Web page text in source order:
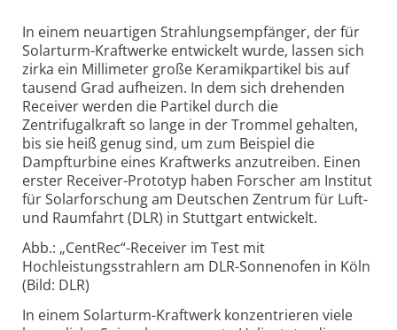
In einem neuartigen Strahlungsempfänger, der für
Solarturm-Kraftwerke entwickelt wurde, lassen sich
zirka ein Millimeter große Keramikpartikel bis auf
tausend Grad aufheizen. In dem sich drehenden
Receiver werden die Partikel durch die
Zentrifugalkraft so lange in der Trommel gehalten,
bis sie heiß genug sind, um zum Beispiel die
Dampfturbine eines Kraftwerks anzutreiben. Einen
erster Receiver-Prototyp haben Forscher am Institut
für Solarforschung am Deutschen Zentrum für Luft-
und Raumfahrt (DLR) in Stuttgart entwickelt.
Abb.: „CentRec“-Receiver im Test mit
Hochleistungsstrahlern am DLR-Sonnenofen in Köln
(Bild: DLR)
In einem Solarturm-Kraftwerk konzentrieren viele